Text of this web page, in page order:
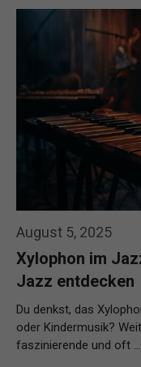
August 5, 2025
Xylophon im
Jazz entdecken
Du denkst, das
oder Kindermusik?
faszinierende und oft …